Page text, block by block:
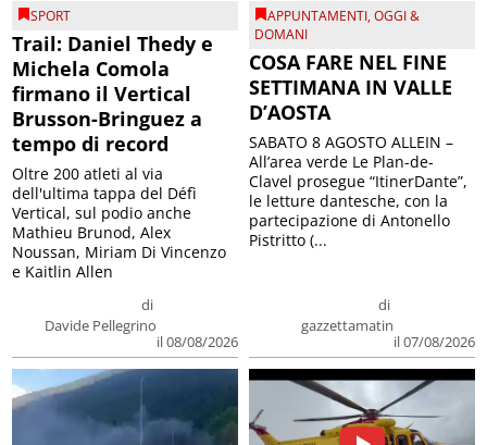
SPORT
Trail: Daniel Thedy e
Michela Comola
firmano il Vertical
Brusson-Bringuez a
tempo di record
di
Davide Pellegrino
il 08/08/2026
Oltre 200 atleti al via
dell'ultima tappa del Défì
Vertical, sul podio anche
Mathieu Brunod, Alex
Noussan, Miriam Di Vincenzo
e Kaitlin Allen
APPUNTAMENTI,OGGI &
DOMANI
COSA FARE NEL FINE
SETTIMANA IN VALLE
D’AOSTA
di
gazzettamatin
il 07/08/2026
SABATO 8 AGOSTO ALLEIN –
All’area verde Le Plan-de-
Clavel prosegue “ItinerDante”,
le letture dantesche, con la
partecipazione di Antonello
Pistritto (...